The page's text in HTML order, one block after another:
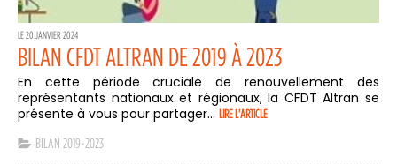
LE 20 JANVIER 2024
BILAN CFDT ALTRAN DE 2019 À 2023
En cette période cruciale de renouvellement des
représentants nationaux et régionaux, la CFDT Altran se
présente à vous pour partager... LIRE L'ARTICLE
BILAN 2019-2023